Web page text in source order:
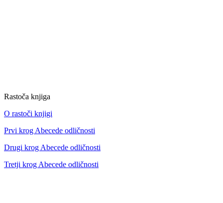
Rastoča knjiga
O rastoči knjigi
Prvi krog Abecede odličnosti
Drugi krog Abecede odličnosti
Tretji krog Abecede odličnosti